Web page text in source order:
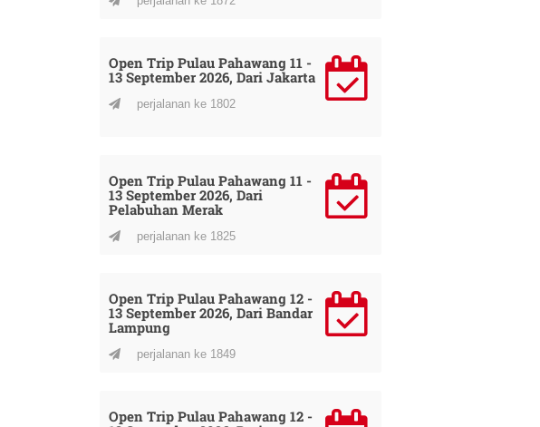
Open Trip Pulau Pahawang 11 -
13 September 2026, Dari Jakarta
perjalanan ke 1802
Open Trip Pulau Pahawang 11 -
13 September 2026, Dari
Pelabuhan Merak
perjalanan ke 1825
Open Trip Pulau Pahawang 12 -
13 September 2026, Dari Bandar
Lampung
perjalanan ke 1849
Open Trip Pulau Pahawang 12 -